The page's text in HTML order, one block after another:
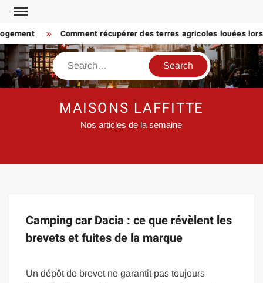
Skip
content
Comment récupérer des terres agricoles louées
Search
MAISONS LAFFITTE
Nos articles de la semaine
Camping car Dacia : ce que révèlent les
brevets et fuites de la marque
Un dépôt de brevet ne garantit pas toujours